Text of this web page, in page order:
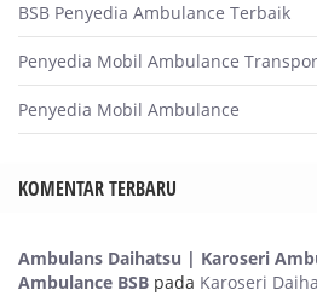
BSB Penyedia Ambulance Terbaik
Penyedia Mobil Ambulance
Penyedia Mobil Ambulance
KOMENTAR TERBARU
Ambulans Daihatsu | Karoseri
Ambulance BSB pada Karoseri